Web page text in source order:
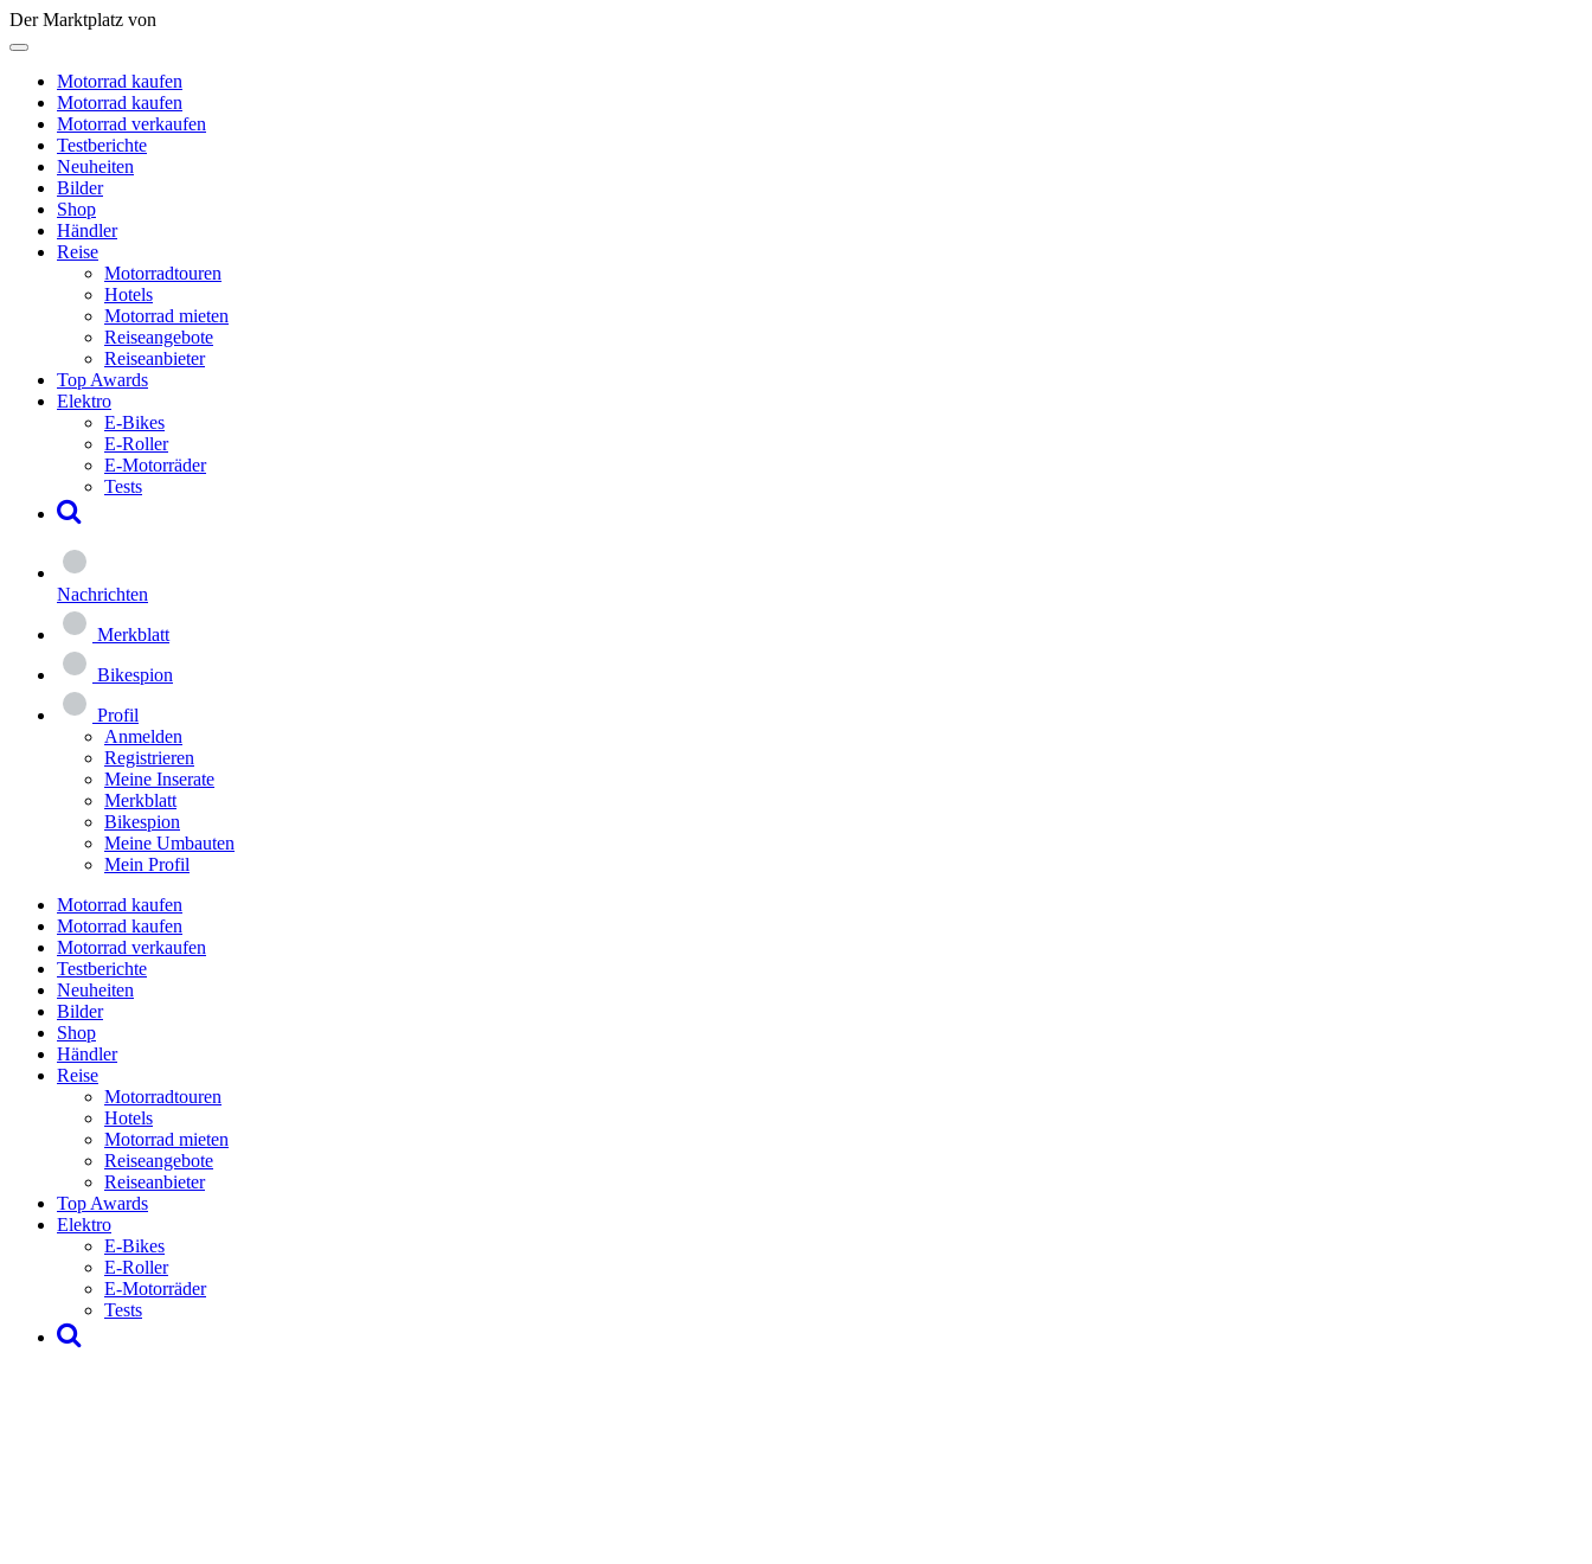
Der Marktplatz von
Motorrad kaufen
Motorrad kaufen
Motorrad verkaufen
Testberichte
Neuheiten
Bilder
Shop
Händler
Reise
Motorradtouren
Hotels
Motorrad mieten
Reiseangebote
Reiseanbieter
Top Awards
Elektro
E-Bikes
E-Roller
E-Motorräder
Tests
Nachrichten
Merkblatt
Bikespion
Profil
Anmelden
Registrieren
Meine Inserate
Merkblatt
Bikespion
Meine Umbauten
Mein Profil
Motorrad kaufen
Motorrad kaufen
Motorrad verkaufen
Testberichte
Neuheiten
Bilder
Shop
Händler
Reise
Motorradtouren
Hotels
Motorrad mieten
Reiseangebote
Reiseanbieter
Top Awards
Elektro
E-Bikes
E-Roller
E-Motorräder
Tests